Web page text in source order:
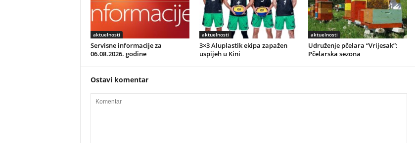
aktuelnosti
Servisne informacije za
06.08.2026. godine
aktuelnosti
3×3 Aluplastik ekipa zapažen
uspijeh u Kini
aktuelnosti
Udruženje pčelara “Vrijesak”:
Pčelarska sezona
Ostavi komentar